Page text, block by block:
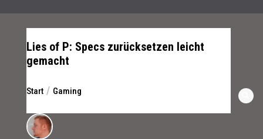
Lies of P: Specs zurücksetzen leicht
gemacht
Start Gaming